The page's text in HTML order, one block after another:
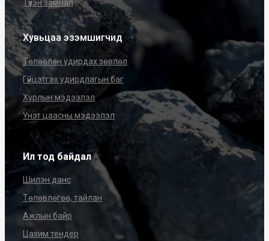
Түүхэн замнал
Хувьцаа эзэмшигчид
Төлөөлөн удирдах зөвлөл
Гүйцэтгэх удирдлагын баг
Хурлын мэдээлэл
Үнэт цаасны мэдээлэл
Ил тод байдал
Шилэн данс
Төлөвлөгөө, тайлан
Ажлын байр
Цахим тендер